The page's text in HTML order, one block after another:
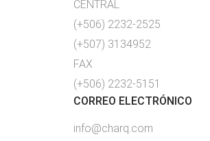
CENTRAL
(+506) 2232-2525
(+507) 3134952
FAX
(+506) 2232-5151
CORREO ELECTRÓNICO
info@charq.com